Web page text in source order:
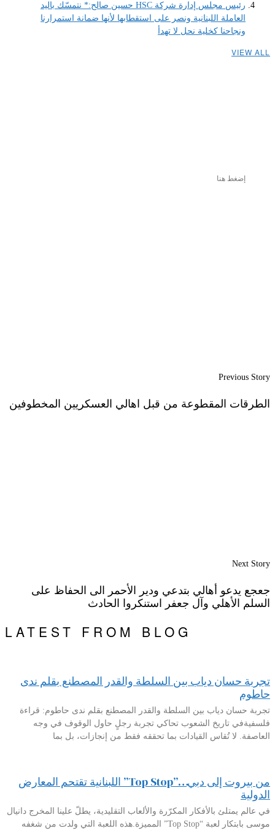
رئيس مجلس إدارة شركة HSC حسين صالح:* نتمسّك باليد
العاملة اللبنانية ونصر على استقطابها لأنها ضمانة استمرارنا
ونجاحنا كخلية نحل لا تهدأ
VIEW ALL
إضغط هنا
Previous Story
الطرقات المقطوعة من قبل اهالي العسكريين المخطوفين
Next Story
جعجع يدعو أهالي بتدعي ودير الأحمر الى الحفاظ على
السلم الأهلي وآل جعفر استنكروا الحادث
LATEST FROM BLOG
تجربة حسان دياب بين السلطة والقدر المصطنع بقلم ندى
حاطوم
تجربة حسان دياب بين السلطة والقدر المصطنع بقلم ندى حاطوم: قراءة
فلسفيةفي تاريخ الشعوب تحاكي تجربة رجلٍ حاول الوقوف في وجه
العاصفة. لا تُقاس القيادات بما تحققه فقط من إنجازات، بل بما
من بيروت إلى دبي…”Top Stop” اللبنانية تقتحم المعارض
الدولية
في عالم يمتلئ بالأفكار المكرّرة والألعاب التقليدية، يطلّ علينا المخرج دانيال
موسى بابتكار لعبة “Top Stop” المميزة.هذه اللعبة التي ولدت من شغفه